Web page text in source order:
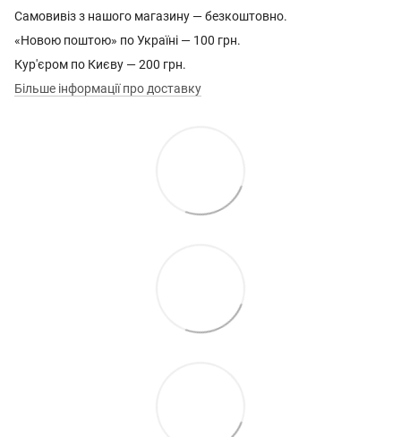
Самовивіз з нашого магазину — безкоштовно.
«Новою поштою» по Україні — 100 грн.
Кур'єром по Києву — 200 грн.
Більше інформації про доставку